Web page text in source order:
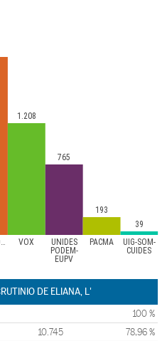
COMPROMíS VOX
UNIDES
PODEM-
EUPV
PACMA
UIG-SOM-
CUIDES
1.208
765
193
39
DE ELIANA, L'
100 %
10.745 78,96 %